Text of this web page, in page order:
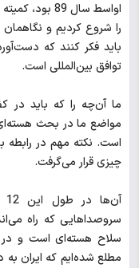
اواسط سال
را شروع کردیم و
باید فکر کنند که
توافق بین‌المللی است.
ما آن‌چه را که باید
مواضع ما در بحث
است. نکته مهم در رابطه
چیزی قرار می‌گرفت.
سروصداهایی که راه
سلاح هسته‌ای است و در
مطلع شده‌ایم که ایران